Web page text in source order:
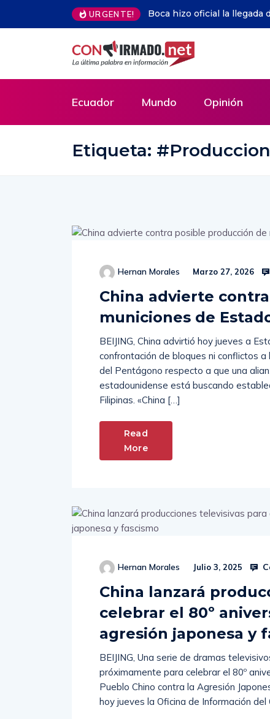
URGENTE!
¿Cuándo arriba a Argentina?¿A qué hora y dónde ver
Valle HOY? Canal, horario
2026
Ecuador Mundo Opinión
Etiqueta:
Hernan Morales Marzo 27, 2026
China advierte
municiones de
BEIJING, China advirtió hoy jueves a
confrontación de bloques ni conflictos
del Pentágono respecto a que una
estadounidense está buscando
Filipinas. «China […]
Read
More
Hernan Morales Julio 3, 2025
China lanzará
celebrar el 80º
agresión japonesa y
BEIJING, Una serie de dramas
próximamente para celebrar el 80º
Pueblo Chino contra la Agresión
hoy jueves la Oficina de Información